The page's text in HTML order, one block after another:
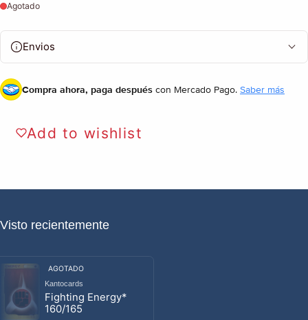
Agotado
Envios
Compra ahora, paga después con Mercado Pago. Saber más
Add to wishlist
Visto recientemente
AGOTADO
Proveedor:
Kantocards
Fighting Energy*
160/165